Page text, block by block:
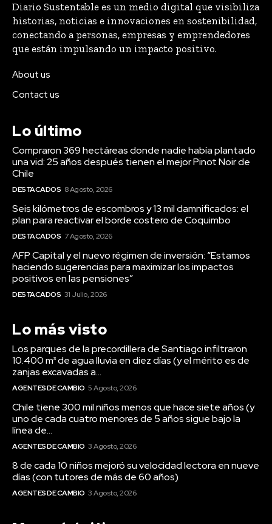
Diario Sustentable es un medio digital que visibiliza
historias, noticias e innovaciones en sostenibilidad,
conectando a personas, empresas y emprendedores
que están impulsando un impacto positivo.
About us
Contact us
Lo último
Compraron 369 hectáreas donde nadie había plantado
una vid: 25 años después tienen el mejor Pinot Noir de
Chile
DESTACADOS 8 Agosto, 2026
Seis kilómetros de escombros y 13 mil damnificados: el
plan para reactivar el borde costero de Coquimbo
DESTACADOS 7 Agosto, 2026
AFP Capital y el nuevo régimen de inversión: “Estamos
haciendo sugerencias para maximizar los impactos
positivos en las pensiones”
DESTACADOS 31 Julio, 2026
Lo más visto
Los parques de la precordillera de Santiago infiltraron
10.400 m³ de agua lluvia en diez días (y el mérito es de
zanjas excavadas a...
AGENTES DE CAMBIO 5 Agosto, 2026
Chile tiene 300 mil niños menos que hace siete años (y
uno de cada cuatro menores de 5 años sigue bajo la
línea de...
AGENTES DE CAMBIO 3 Agosto, 2026
8 de cada 10 niños mejoró su velocidad lectora en nueve
días (con tutores de más de 60 años)
AGENTES DE CAMBIO 3 Agosto, 2026